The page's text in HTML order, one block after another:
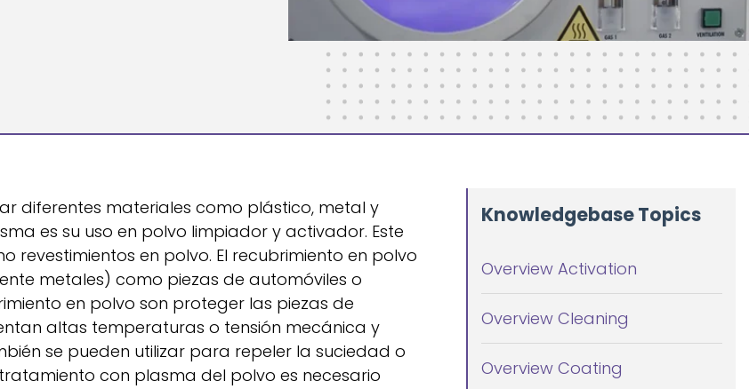
diferentes materiales como plástico, metal y
es su uso en polvo limpiador y activador. Este
revestimientos en polvo. El recubrimiento en polvo
metales) como piezas de automóviles o
en polvo son proteger las piezas de
altas temperaturas o tensión mecánica y
se pueden utilizar para repeler la suciedad o
con plasma del polvo es necesario
Knowledgebase Topics
Overview Activation
Overview Cleaning
Overview Coating